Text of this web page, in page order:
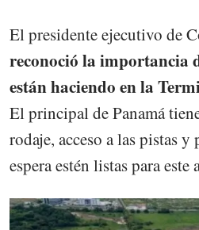
El presidente ejecutivo de
reconoció la importancia
están haciendo en la
El principal de Panamá
rodaje, acceso a las pistas y
espera estén listas para este